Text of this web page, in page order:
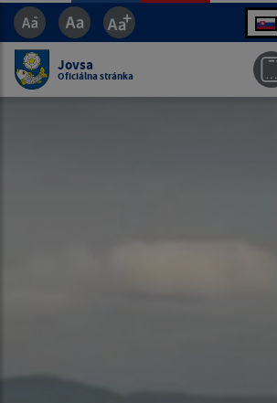
Jazyk
Jovsa
Oficiálna stránka